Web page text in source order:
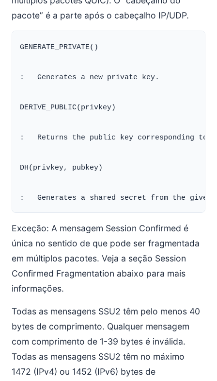
pacote” é a parte após o cabeçalho IP/UDP.
GENERATE_PRIVATE()
:   Generates a new private key.
DERIVE_PUBLIC(privkey)
:   Returns the public key corresponding to
DH(privkey, pubkey)
Exceção: A mensagem Session Confirmed é
única no sentido de que pode ser fragmentada
em múltiplos pacotes. Veja a seção Session
Confirmed Fragmentation abaixo para mais
informações.
Todas as mensagens SSU2 têm pelo menos 40
bytes de comprimento. Qualquer mensagem
com comprimento de 1-39 bytes é inválida.
Todas as mensagens SSU2 têm no máximo
1472 (IPv4) ou 1452 (IPv6) bytes de